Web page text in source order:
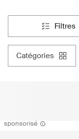
filtres
catégories
sponsorisé